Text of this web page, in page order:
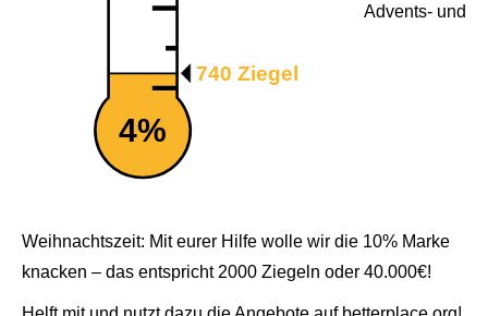
740 Ziegel
4%
Advents- und
Weihnachtszeit: Mit eurer Hilfe wolle wir die 10% Marke
knacken – das entspricht 2000 Ziegeln oder 40.000€!